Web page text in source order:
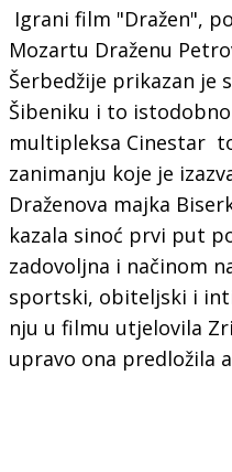
Igrani film "Dražen",
Mozartu Draženu
Šerbedžije prikazan je
Šibeniku i to
multipleksa Cinestar
zanimanju koje je
Draženova majka
kazala sinoć prvi put
zadovoljna i načinom
sportski, obiteljski i
nju u filmu utjelovila
upravo ona predložila